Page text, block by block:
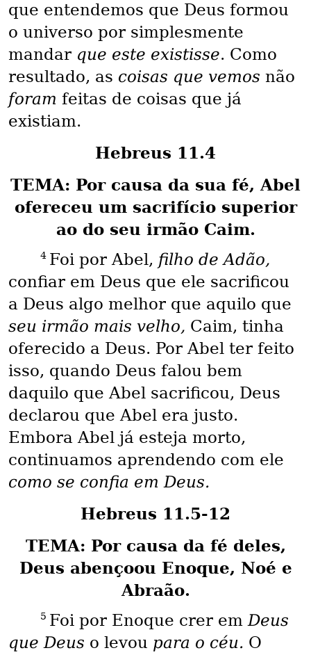
que entendemos que Deus formou
o universo por simplesmente
mandar que este existisse. Como
resultado, as coisas que vemos não
foram feitas de coisas que já
existiam.
Hebreus 11.4
TEMA: Por causa da sua fé, Abel
ofereceu um sacrifício superior
ao do seu irmão Caim.
4 Foi por Abel, filho de Adão,
confiar em Deus que ele sacrificou
a Deus algo melhor que aquilo que
seu irmão mais velho, Caim, tinha
oferecido a Deus. Por Abel ter feito
isso, quando Deus falou bem
daquilo que Abel sacrificou, Deus
declarou que Abel era justo.
Embora Abel já esteja morto,
continuamos aprendendo com ele
como se confia em Deus.
Hebreus 11.5-12
TEMA: Por causa da fé deles,
Deus abençoou Enoque, Noé e
Abraão.
5 Foi por Enoque crer emDeus
que Deus o levou para o céu. O